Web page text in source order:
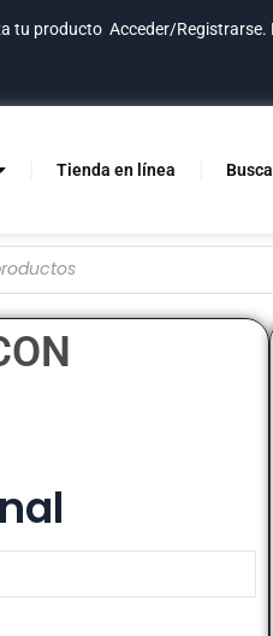
tu producto Acceder/Registrarse.
Tienda en línea